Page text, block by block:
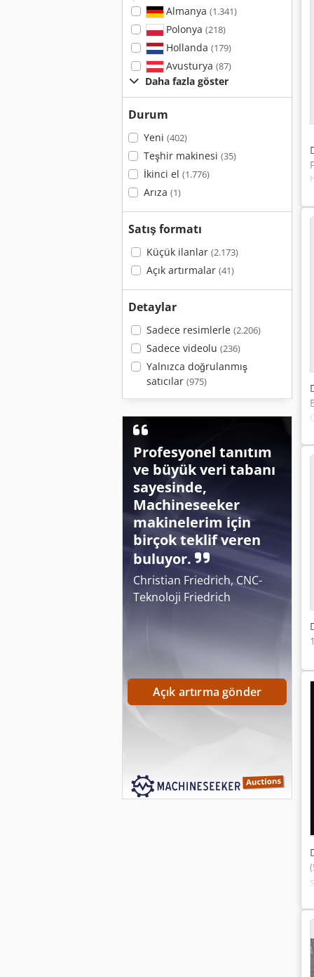
Almanya (1.341)
Polonya (218)
Hollanda (179)
Avusturya (87)
Daha fazla göster
Durum
Yeni (402)
Teşhir makinesi (35)
İkinci el (1.776)
Arıza (1)
Satış formatı
Küçük ilanlar (2.173)
Açık artırmalar (41)
Detaylar
Sadece resimlerle (2.206)
Sadece videolu (236)
Yalnızca doğrulanmış
satıcılar (975)
Profesyonel tanıtım
ve büyük veri tabanı
sayesinde,
Machineseeker
makinelerim için
birçok teklif veren
buluyor.
Christian Friedrich, CNC-
Teknoloji Friedrich
Açık artırma gönder